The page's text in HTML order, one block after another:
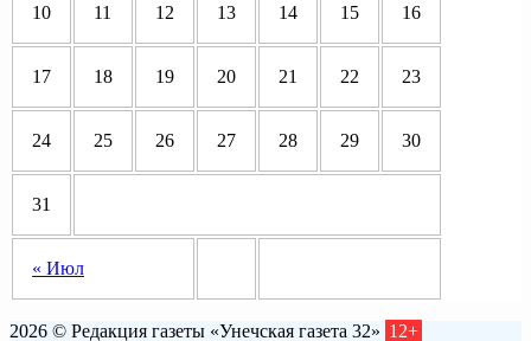
« Июл
10 11 12 13 14 15 16
17 18 19 20 21 22 23
24 25 26 27 28 29 30
31
2026 © Редакция газеты «Унечская газета 32» 12+